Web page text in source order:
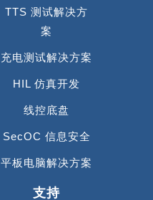
TTS 测试解决方
案
充电测试解决方案
HIL 仿真开发
线控底盘
SecOC 信息安全
平板电脑解决方案
支持